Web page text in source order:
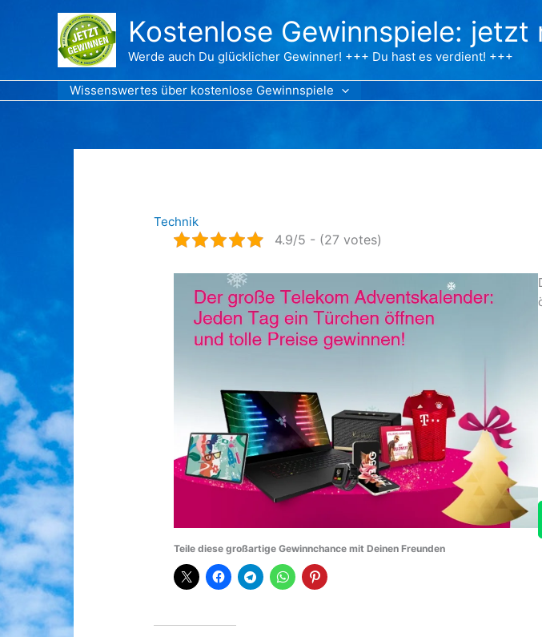
Kostenlose Gewinnspiele:
Werde auch Du glücklicher Gewinner! +++ Du hast es verdient! +++
Wissenswertes über kostenlose Gewinnspiele
Technik
4.9/5 - (27 votes)
Teile diese großartige Gewinnchance mit Deinen Freunden